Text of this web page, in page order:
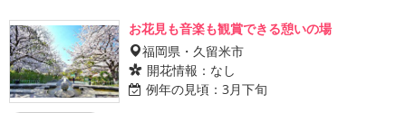
お花見も音楽も観賞できる憩いの場
福岡県・久留米市
開花情報： なし
例年の見頃： 3月下旬